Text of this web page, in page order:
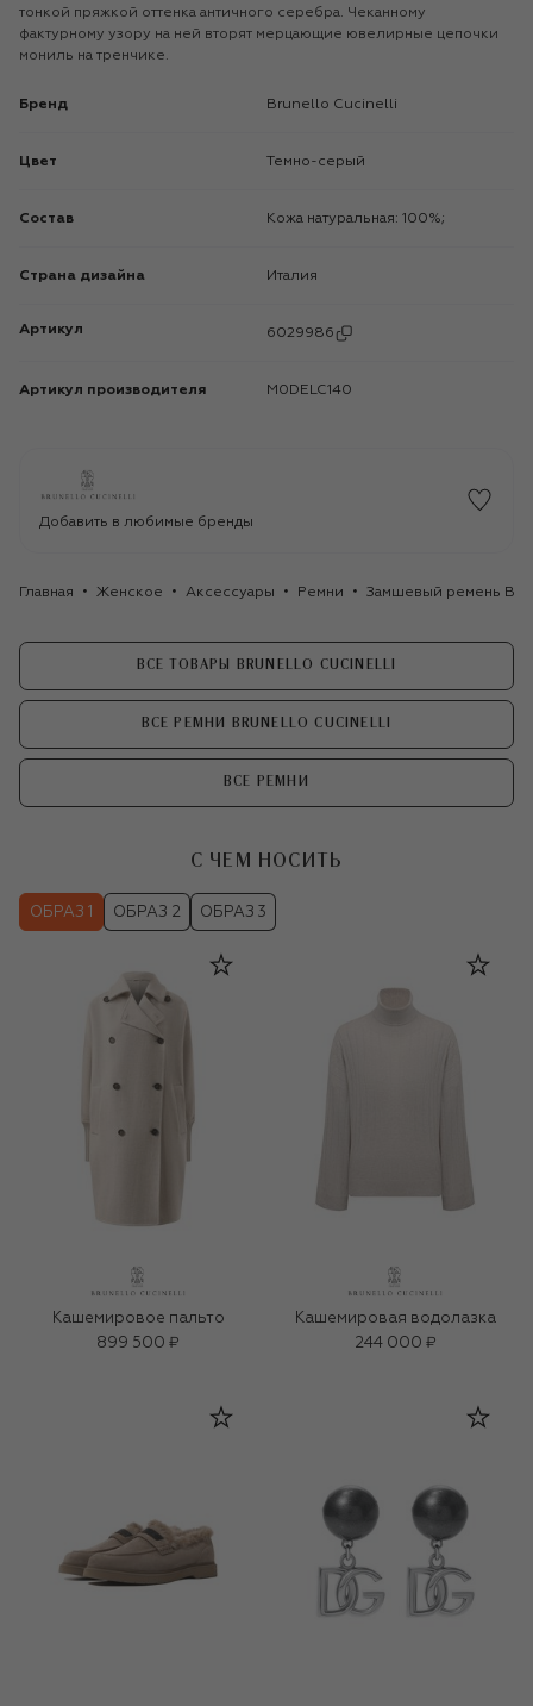
тонкой пряжкой оттенка античного серебра. Чеканному
фактурному узору на ней вторят мерцающие ювелирные цепочки
мониль на тренчике.
Бренд Brunello Cucinelli
Цвет Темно-серый
Состав Кожа натуральная: 100%;
Страна дизайна Италия
Артикул 6029986
Артикул производителя M0DELC140
Добавить в любимые бренды
Главная Женское Аксессуары Ремни Замшевый ремень
ВСЕ ТОВАРЫ BRUNELLO CUCINELLI
ВСЕ РЕМНИ BRUNELLO CUCINELLI
ВСЕ РЕМНИ
С ЧЕМ НОСИТЬ
ОБРАЗ 1 ОБРАЗ 2 ОБРАЗ 3
Кашемировое пальто
899 500 ₽
Кашемировая водолазка
244 000 ₽